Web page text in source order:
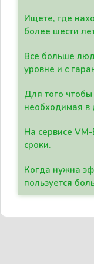
Ищете, где
более шести
Все больше
уровне и с
Для того чтобы
необходимая
На сервисе
сроки.
Когда нужна
пользуется